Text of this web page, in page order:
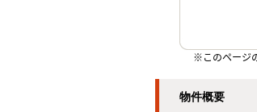
※このページ
物件概要